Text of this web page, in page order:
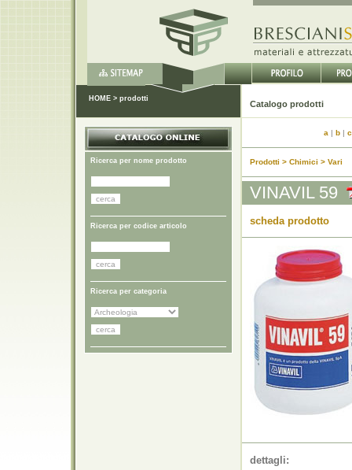
HOME > prodotti
Ricerca per nome prodotto
Ricerca per codice articolo
Ricerca per categoria
a | b| c
Prodotti > Chimici > Vari
VINAVIL 59
scheda prodotto
dettagli: